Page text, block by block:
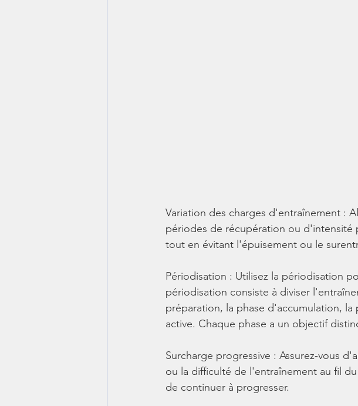
Variation des charges d'entraînement :
périodes de récupération ou d'intensité
tout en évitant l'épuisement ou le
Périodisation : Utilisez la périodisation
périodisation consiste à diviser
préparation, la phase d'accumulation,
active. Chaque phase a un objectif
Surcharge progressive : Assurez-vous
ou la difficulté de l'entraînement au fil
de continuer à progresser.